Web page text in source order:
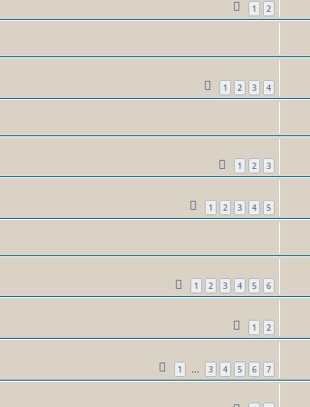
1 2
1 2 3 4
1 2 3
1 2 3 4 5
1 2 3 4 5 6
1 2
1 … 3 4 5 6 7